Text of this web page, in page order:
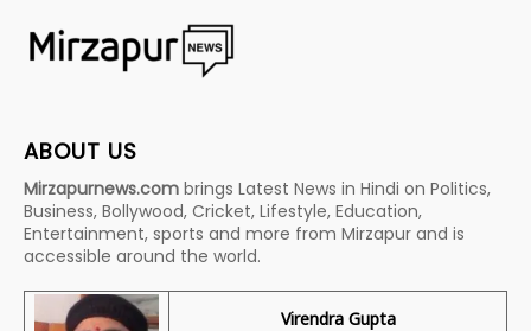
ABOUT US
Mirzapurnews.com brings Latest News in Hindi on Politics,
Business, Bollywood, Cricket, Lifestyle, Education,
Entertainment, sports and more from Mirzapur and is
accessible around the world.
Virendra Gupta